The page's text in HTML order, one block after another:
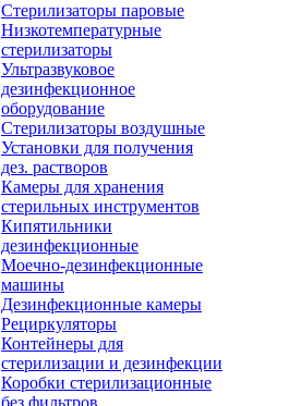
Стерилизаторы паровые
Низкотемпературные
стерилизаторы
Ультразвуковое
дезинфекционное
оборудование
Стерилизаторы воздушные
Установки для получения
дез. растворов
Камеры для хранения
стерильных инструментов
Кипятильники
дезинфекционные
Моечно-дезинфекционные
машины
Дезинфекционные камеры
Рециркуляторы
Контейнеры для
стерилизации и дезинфекции
Коробки стерилизационные
без фильтров